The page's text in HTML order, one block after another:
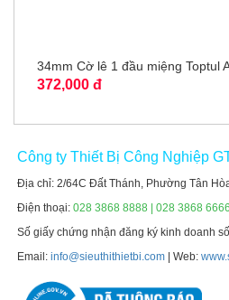
34mm Cờ lê 1 đầu miệng Toptul
372,000 đ
Công ty Thiết Bị Công Nghiệp
Địa chỉ: 2/64C Đất Thánh, Phường Tân
Điện thoại:028 3868 8888 | 028 3868
Số giấy chứng nhận đăng ký kinh doanh
Email:info@sieuthithietbi.com | Web: